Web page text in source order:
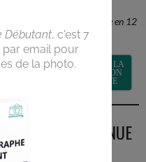
photographe en 12
semaines
RECEVOIR LA
FORMATION
GRATUITE
BIENVENUE